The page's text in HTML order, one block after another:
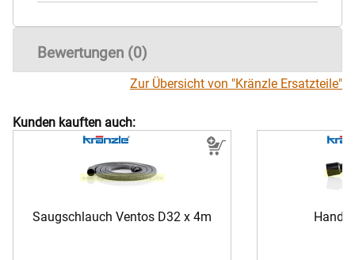
Bewertungen (0)
Zur Übersicht von "Kränzle Ersatzteile"
Kunden kauften auch:
Saugschlauch Ventos D32 x 4m